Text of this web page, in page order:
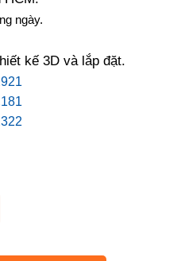
ngày.
kế 3D và lắp đặt.